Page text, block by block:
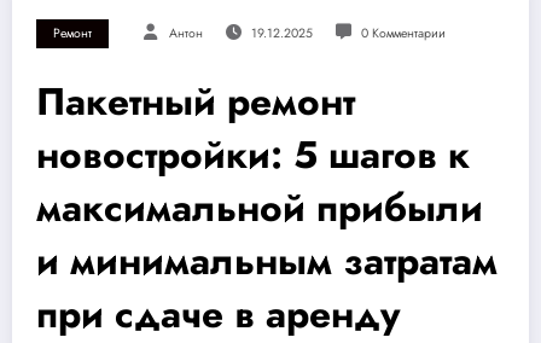
Ремонт Антон 19.12.2025 0 Комментарии
Пакетный ремонт
новостройки: 5 шагов к
максимальной прибыли
и минимальным затратам
при сдаче в аренду